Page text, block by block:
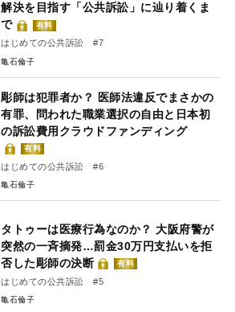
解決を目指す「公共訴訟」に辿り着くま
で
有料
はじめての公共訴訟 #7
亀石倫子
彫師は犯罪者か？ 医師法違反でまさかの
有罪、問われた職業選択の自由と日本初
の訴訟費用クラウドファンディング
有料
はじめての公共訴訟 #6
亀石倫子
タトゥーは医療行為なのか？ 大阪府警が
突然の一斉摘発…罰金30万円支払いを拒
否した彫師の決断
有料
はじめての公共訴訟 #5
亀石倫子